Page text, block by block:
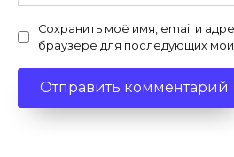
Сохранить моё имя, email и
браузере для последующих